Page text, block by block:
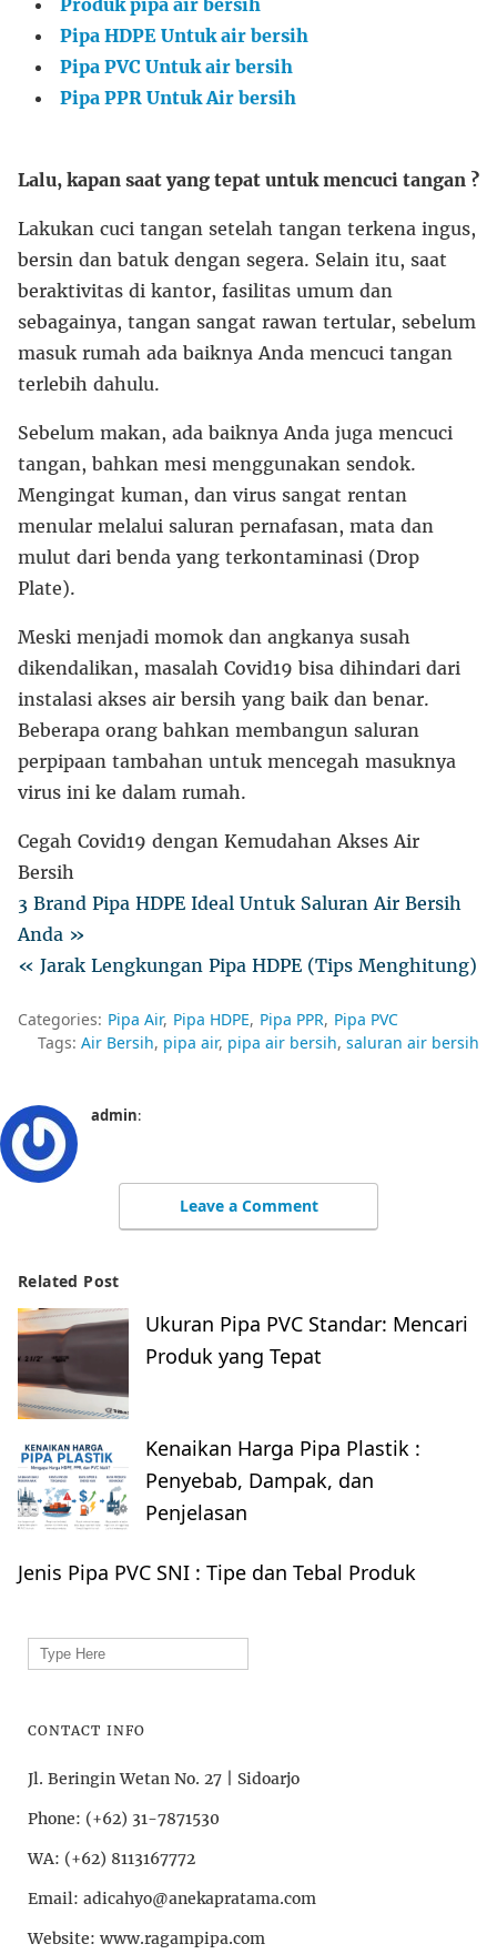
Produk pipa air bersih
Pipa HDPE Untuk air bersih
Pipa PVC Untuk air bersih
Pipa PPR Untuk Air bersih
Lalu, kapan saat yang tepat untuk mencuci tangan ?
Lakukan cuci tangan setelah tangan terkena ingus,
bersin dan batuk dengan segera. Selain itu, saat
beraktivitas di kantor, fasilitas umum dan
sebagainya, tangan sangat rawan tertular, sebelum
masuk rumah ada baiknya Anda mencuci tangan
terlebih dahulu.
Sebelum makan, ada baiknya Anda juga mencuci
tangan, bahkan mesi menggunakan sendok.
Mengingat kuman, dan virus sangat rentan
menular melalui saluran pernafasan, mata dan
mulut dari benda yang terkontaminasi (Drop
Plate).
Meski menjadi momok dan angkanya susah
dikendalikan, masalah Covid19 bisa dihindari dari
instalasi akses air bersih yang baik dan benar.
Beberapa orang bahkan membangun saluran
perpipaan tambahan untuk mencegah masuknya
virus ini ke dalam rumah.
Cegah Covid19 dengan Kemudahan Akses Air
Bersih
3 Brand Pipa HDPE Ideal Untuk Saluran Air Bersih
Anda »
« Jarak Lengkungan Pipa HDPE (Tips Menghitung)
Categories: Pipa Air Pipa HDPE Pipa PPR Pipa PVC
Tags: Air Bersih pipa air pipa air bersih saluran air bersih
admin:
Leave a Comment
Related Post
Ukuran Pipa PVC Standar: Mencari
Produk yang Tepat
Kenaikan Harga Pipa Plastik :
Penyebab, Dampak, dan
Penjelasan
Jenis Pipa PVC SNI : Tipe dan Tebal Produk
Search
for:
CONTACT INFO
Jl. Beringin Wetan No. 27 | Sidoarjo
Phone: (+62) 31-7871530
WA: (+62) 8113167772
Email: adicahyo@anekapratama.com
Website: www.ragampipa.com